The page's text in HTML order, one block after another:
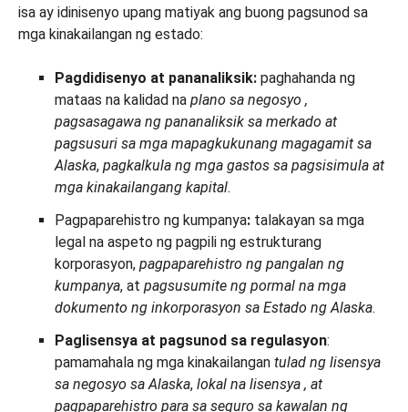
isa ay idinisenyo upang matiyak ang buong pagsunod sa
mga kinakailangan ng estado:
Pagdidisenyo at pananaliksik: paghahanda ng
mataas na kalidad na plano sa negosyo ,
pagsasagawa ng pananaliksik sa merkado at
pagsusuri sa mga mapagkukunang magagamit sa
Alaska, pagkalkula ng mga gastos sa pagsisimula at
mga kinakailangang kapital.
Pagpaparehistro ng kumpanya: talakayan sa mga
legal na aspeto ng pagpili ng estrukturang
korporasyon, pagpaparehistro ng pangalan ng
kumpanya, at pagsusumite ng pormal na mga
dokumento ng inkorporasyon sa Estado ng Alaska.
Paglisensya at pagsunod sa regulasyon:
pamamahala ng mga kinakailangan tulad ng lisensya
sa negosyo sa Alaska, lokal na lisensya , at
pagpaparehistro para sa seguro sa kawalan ng